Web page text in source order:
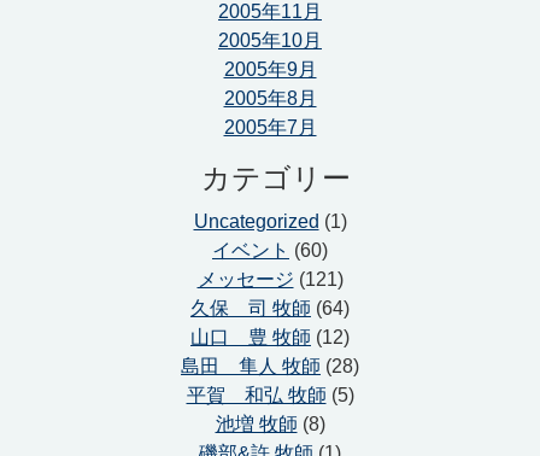
2005年11月
2005年10月
2005年9月
2005年8月
2005年7月
カテゴリー
Uncategorized (1)
イベント (60)
メッセージ (121)
久保 司 牧師 (64)
山口 豊 牧師 (12)
島田 隼人 牧師 (28)
平賀 和弘 牧師 (5)
池増 牧師 (8)